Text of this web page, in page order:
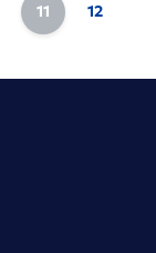
11 12